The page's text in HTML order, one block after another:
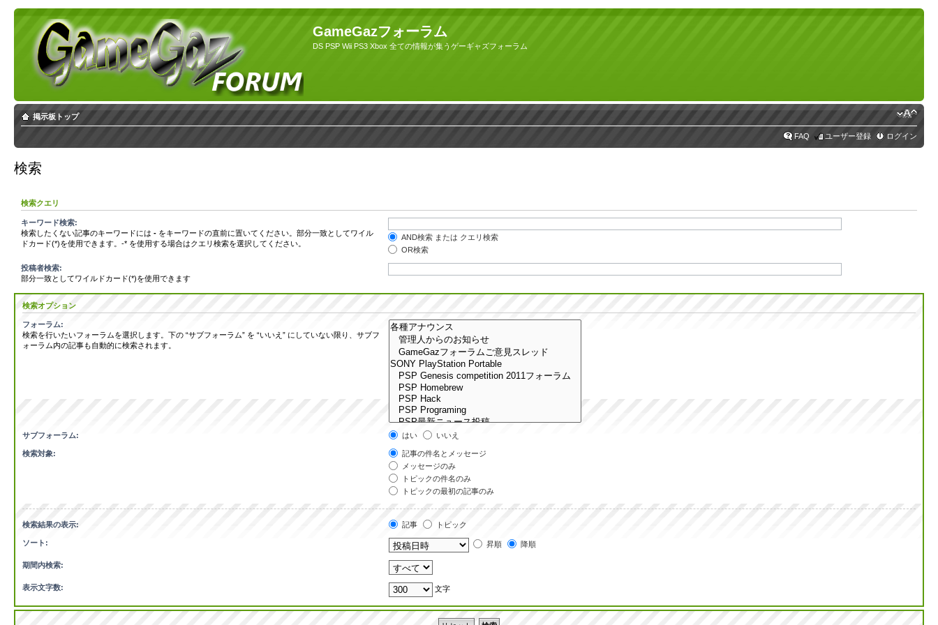
GameGazフォーラム
DS PSP Wii PS3 Xbox 全ての情報が集うゲーギャズフォーラム
掲示板トップ
FAQ ユーザー登録 ログイン
検索
検索クエリ
キーワード検索:
検索したくない記事のキーワードには - をキーワードの直前に置いてください。部分一致としてワイル
ドカード(*)を使用できます。-* を使用する場合はクエリ検索を選択してください。
AND検索 または クエリ検索
OR検索
投稿者検索:
部分一致としてワイルドカード(*)を使用できます
検索オプション
フォーラム:
検索を行いたいフォーラムを選択します。下の “サブフォーラム” を “いいえ” にしていない限り、サブフ
ォーラム内の記事も自動的に検索されます。
サブフォーラム: はい いいえ
検索対象:
記事の件名とメッセージ
メッセージのみ
トピックの件名のみ
トピックの最初の記事のみ
検索結果の表示: 記事 トピック
ソート: 昇順 降順
期間内検索:
表示文字数: 文字